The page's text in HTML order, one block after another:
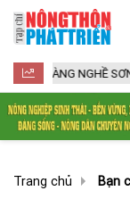
NGHỀ SƠN MỸ
Trang chủ Bạn